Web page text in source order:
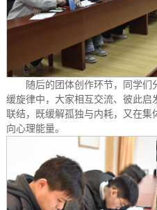
随后的团体创作环节，同学
缓旋律中，大家相互交流、彼此启
联结，既缓解孤独与内耗，又在集
向心理能量。